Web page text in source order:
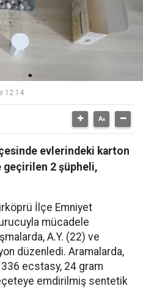
12:14
evlerindeki karton
geçirilen 2 şüpheli,
İlçe Emniyet
mücadele
A.Y. (22) ve
düzenledi. Aramalarda,
ecstasy, 24 gram
emdirilmiş sentetik